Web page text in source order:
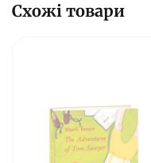
Схожі товари